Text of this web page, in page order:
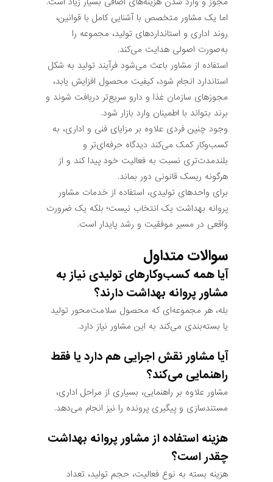
اما یک مشاور متخصص با آشنایی کامل با قوانین،
روند اداری و استانداردهای تولید، مجموعه را
به‌صورت اصولی هدایت می‌کند.
استفاده از مشاور باعث می‌شود فرآیند تولید به شکل
استاندارد انجام شود، کیفیت محصول افزایش یابد،
مجوزهای سازمان غذا و دارو سریع‌تر دریافت شوند و
برند بتواند با اطمینان وارد بازار شود.
وجود چنین فردی علاوه بر مزایای فنی و اداری، به
کسب‌وکار کمک می‌کند دیدگاه حرفه‌ای‌تر و
بلندمدت‌تری نسبت به فعالیت خود پیدا کند و از
هرگونه ریسک قانونی دور بماند.
برای واحدهای تولیدی، استفاده از خدمات مشاور
پروانه بهداشت یک انتخاب نیست؛ بلکه یک ضرورت
واقعی در مسیر موفقیت و رشد پایدار است.
سوالات متداول
آیا همه کسب‌وکارهای تولیدی نیاز به
مشاور پروانه بهداشت دارند؟
بله، هر مجموعه‌ای که محصول سلامت‌محور تولید
یا بسته‌بندی می‌کند به این مشاور نیاز دارد.
آیا مشاور نقش اجرایی هم دارد یا فقط
راهنمایی می‌کند؟
مشاور علاوه بر راهنمایی، بسیاری از مراحل اداری،
مستندسازی و پیگیری پرونده را نیز انجام می‌دهد.
هزینه استفاده از مشاور پروانه بهداشت
چقدر است؟
هزینه بسته به نوع فعالیت، حجم تولید، تعداد